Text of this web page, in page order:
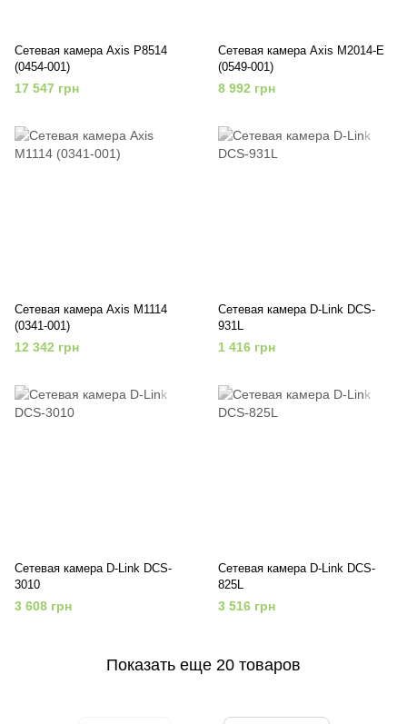
Сетевая камера Axis P8514
(0454-001)
17 547 грн
Сетевая камера Axis M2014-E
(0549-001)
8 992 грн
Сетевая камера Axis M1114
(0341-001)
12 342 грн
Сетевая камера D-Link DCS-
931L
1 416 грн
Сетевая камера D-Link DCS-
3010
3 608 грн
Сетевая камера D-Link DCS-
825L
3 516 грн
Показать еще 20 товаров